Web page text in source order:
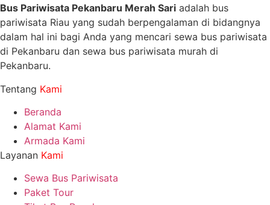
Bus Pariwisata Pekanbaru Merah Sari adalah bus
pariwisata Riau yang sudah berpengalaman di bidangnya
dalam hal ini bagi Anda yang mencari sewa bus pariwisata
di Pekanbaru dan sewa bus pariwisata murah di
Pekanbaru.
Tentang Kami
Beranda
Alamat Kami
Armada Kami
Layanan Kami
Sewa Bus Pariwisata
Paket Tour